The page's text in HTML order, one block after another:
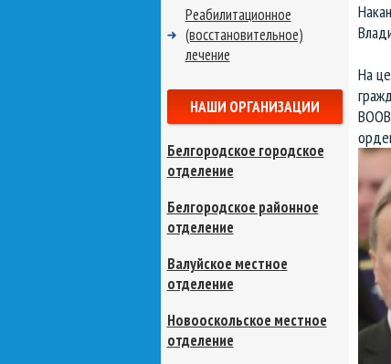
На
ВООВ
Реабилитационное
(восстановительное)
лечение
НАШИ ОРГАНИЗАЦИИ
Белгородское городское
отделение
Белгородское районное
отделение
Валуйское местное
отделение
Новооскольское местное
отделение